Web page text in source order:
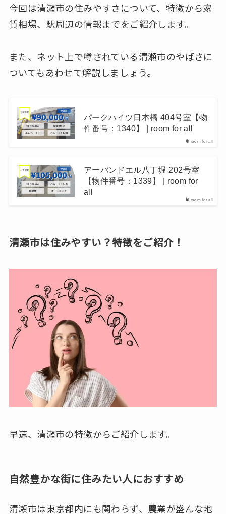
今回は清瀬市の住みやすさについて、特徴から家
賃相場、駅周辺の情報までをご紹介します。
また、ネット上で噂されている清瀬市のやばさに
ついてもあわせて解説しましょう。
room for all
パークハイツ日本橋 404号室【物
件番号：1340】 | room for all
room for all
アーバンドエル八丁堀 202号室
【物件番号：1339】 | room for
all
清瀬市は住みやすい？特徴をご紹介！
早速、清瀬市の特徴からご紹介します。
自然豊かな街に住みたい人におすすめ
清瀬市は東京都内にも関わらず、農業が盛んな地